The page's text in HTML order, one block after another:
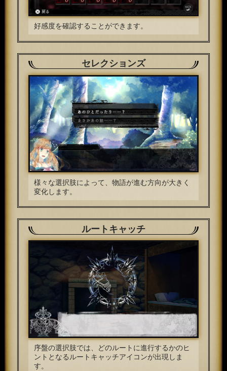
好感度を確認することができます。
セレクションズ
様々な選択肢によって、物語が進む方向が大きく
変化します。
ルートキャッチ
序盤の選択肢では、どのルートに進行するかのヒ
ントとなるルートキャッチアイコンが出現しま
す。